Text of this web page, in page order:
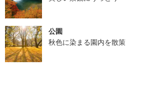
公園
秋色に染まる園内を散策